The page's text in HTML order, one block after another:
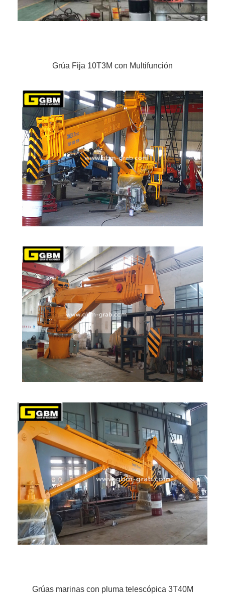
Grúa Fija 10T3M con Multifunción
Grúas marinas con pluma telescópica 3T40M